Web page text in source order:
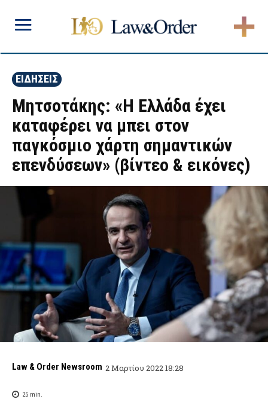
ΕΙΔΗΣΕΙΣ
Μητσοτάκης: «Η Ελλάδα έχει
καταφέρει να μπει στον
παγκόσμιο χάρτη σημαντικών
επενδύσεων» (βίντεο & εικόνες)
Law & Order Newsroom 2 Μαρτίου 2022 18:28
25 min.